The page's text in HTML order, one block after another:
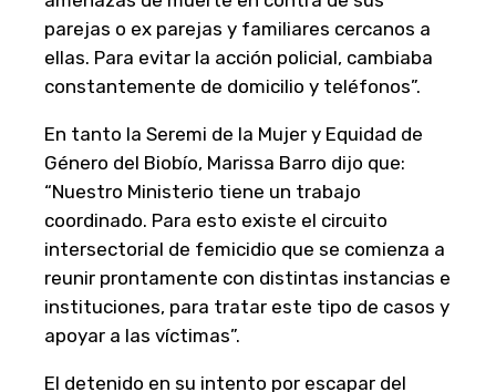
parejas o ex parejas y familiares cercanos a
ellas. Para evitar la acción policial, cambiaba
constantemente de domicilio y teléfonos”.
En tanto la Seremi de la Mujer y Equidad de
Género del Biobío, Marissa Barro dijo que:
“Nuestro Ministerio tiene un trabajo
coordinado. Para esto existe el circuito
intersectorial de femicidio que se comienza a
reunir prontamente con distintas instancias e
instituciones, para tratar este tipo de casos y
apoyar a las víctimas”.
El detenido en su intento por escapar del